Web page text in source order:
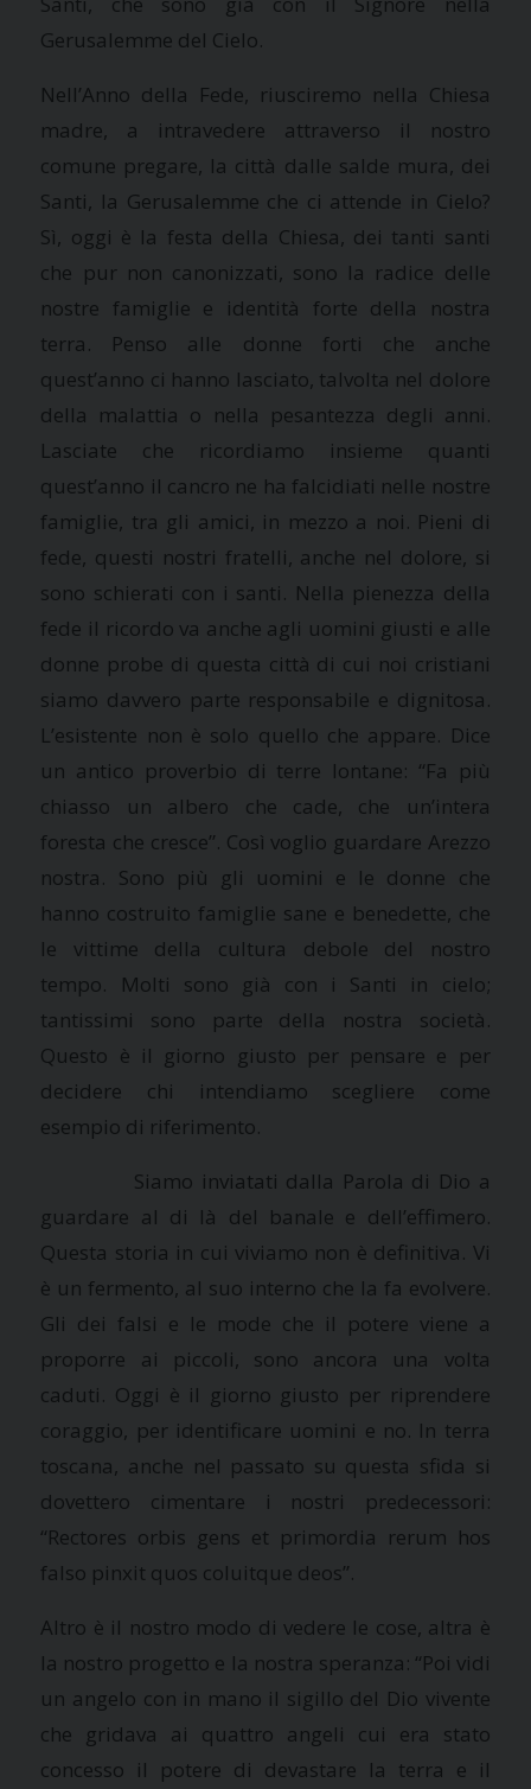
Gerusalemme del Cielo.
Nell’Anno della Fede, riusciremo nella Chiesa
madre, a intravedere attraverso il nostro
comune pregare, la città dalle salde mura, dei
Santi, la Gerusalemme che ci attende in Cielo?
Sì, oggi è la festa della Chiesa, dei tanti santi
che pur non canonizzati, sono la radice delle
nostre famiglie e identità forte della nostra
terra. Penso alle donne forti che anche
quest’anno ci hanno lasciato, talvolta nel dolore
della malattia o nella pesantezza degli anni.
Lasciate che ricordiamo insieme quanti
quest’anno il cancro ne ha falcidiati nelle nostre
famiglie, tra gli amici, in mezzo a noi. Pieni di
fede, questi nostri fratelli, anche nel dolore, si
sono schierati con i santi. Nella pienezza della
fede il ricordo va anche agli uomini giusti e alle
donne probe di questa città di cui noi cristiani
siamo davvero parte responsabile e dignitosa.
L’esistente non è solo quello che appare. Dice
un antico proverbio di terre lontane: “Fa più
chiasso un albero che cade, che un’intera
foresta che cresce”. Così voglio guardare Arezzo
nostra. Sono più gli uomini e le donne che
hanno costruito famiglie sane e benedette, che
le vittime della cultura debole del nostro
tempo. Molti sono già con i Santi in cielo;
tantissimi sono parte della nostra società.
Questo è il giorno giusto per pensare e per
decidere chi intendiamo scegliere come
esempio di riferimento.
Siamo inviatati dalla Parola di Dio a
guardare al di là del banale e dell’effimero.
Questa storia in cui viviamo non è definitiva. Vi
è un fermento, al suo interno che la fa evolvere.
Gli dei falsi e le mode che il potere viene a
proporre ai piccoli, sono ancora una volta
caduti. Oggi è il giorno giusto per riprendere
coraggio, per identificare uomini e no. In terra
toscana, anche nel passato su questa sfida si
dovettero cimentare i nostri predecessori:
“Rectores orbis gens et primordia rerum hos
falso pinxit quos coluitque deos”.
Altro è il nostro modo di vedere le cose, altra è
la nostro progetto e la nostra speranza: “Poi vidi
un angelo con in mano il sigillo del Dio vivente
che gridava ai quattro angeli cui era stato
concesso il potere di devastare la terra e il